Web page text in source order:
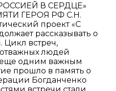
В СЕРДЦЕ»
ГЕРОЯ РФ С.Н.
проект «С
рассказывать о
Цикл встреч,
людей
еще одним важным
прошло в память о
Богданченко